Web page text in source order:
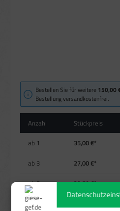
Bestellen Sie für weitere 150,00
Bestellung versandkostenfrei.
Anzahl Stückpreis
ab 1 35,00 €*
ab 3 27,00 €*
ab5 22,50 €*
ab10